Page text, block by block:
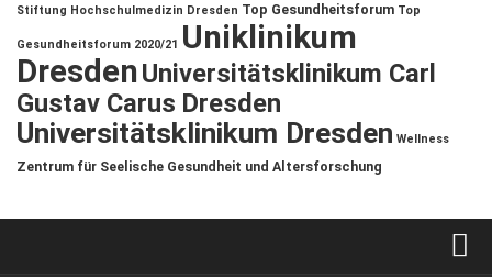
Stiftung Hochschulmedizin Dresden Top Gesundheitsforum Top
Gesundheitsforum 2020/21 Uniklinikum
DresdenUniversitätsklinikum Carl
Gustav Carus Dresden
Universitätsklinikum Dresden Wellness
Zentrum für Seelische Gesundheit und Altersforschung